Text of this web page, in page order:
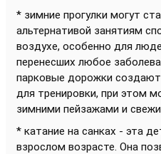
* зимние прогулки могут
альтернативой занятиям
воздухе, особенно для
перенесших любое
парковые дорожки
для тренировки, при этом
зимними пейзажами и
* катание на санках - эта
взрослом возрасте. Она